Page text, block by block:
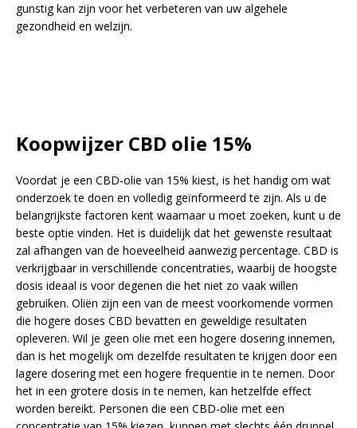
gunstig kan zijn voor het verbeteren van uw algehele
gezondheid en welzijn.
Koopwijzer CBD olie 15%
Voordat je een CBD-olie van 15% kiest, is het handig om wat
onderzoek te doen en volledig geïnformeerd te zijn. Als u de
belangrijkste factoren kent waarnaar u moet zoeken, kunt u de
beste optie vinden. Het is duidelijk dat het gewenste resultaat
zal afhangen van de hoeveelheid aanwezig percentage. CBD is
verkrijgbaar in verschillende concentraties, waarbij de hoogste
dosis ideaal is voor degenen die het niet zo vaak willen
gebruiken. Oliën zijn een van de meest voorkomende vormen
die hogere doses CBD bevatten en geweldige resultaten
opleveren. Wil je geen olie met een hogere dosering innemen,
dan is het mogelijk om dezelfde resultaten te krijgen door een
lagere dosering met een hogere frequentie in te nemen. Door
het in een grotere dosis in te nemen, kan hetzelfde effect
worden bereikt. Personen die een CBD-olie met een